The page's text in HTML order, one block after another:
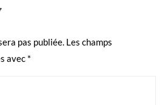
pas publiée. Les champs
avec *